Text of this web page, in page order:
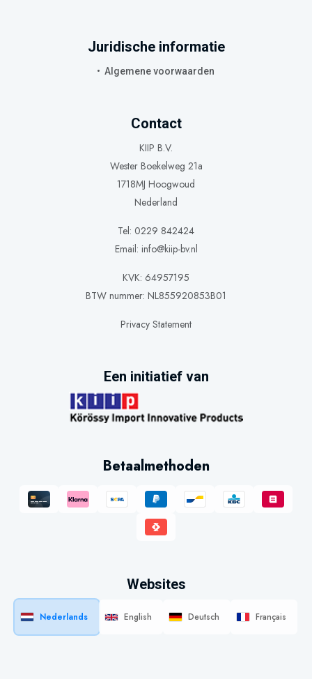
Juridische informatie
Algemene voorwaarden
Contact
KIIP B.V.
Wester Boekelweg 21a
1718MJ Hoogwoud
Nederland
Tel: 0229 842424
Email: info@kiip-bv.nl
KVK: 64957195
BTW nummer: NL855920853B01
Privacy Statement
Een initiatief van
Betaalmethoden
Websites
Nederlands English Deutsch Français